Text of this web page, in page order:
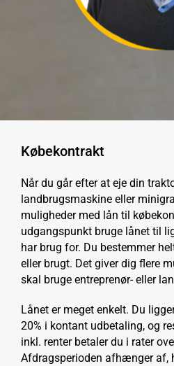
Købekontrakt
Når du går efter at eje din
landbrugsmaskine eller
muligheder med lån til
udgangspunkt bruge lånet til
har brug for. Du bestemmer
eller brugt. Det giver dig flere
skal bruge entreprenør- eller
Lånet er meget enkelt. Du
20% i kontant udbetaling, og
inkl. renter betaler du i rater
Afdragsperioden afhænger af,